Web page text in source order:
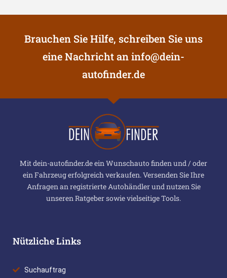
Brauchen Sie Hilfe, schreiben Sie uns
eine Nachricht aninfo@dein-
autofinder.de
Mit dein-autofinder.de ein Wunschauto finden und / oder
ein Fahrzeug erfolgreich verkaufen. Versenden Sie Ihre
Anfragen an registrierte Autohändler und nutzen Sie
unseren Ratgeber sowie vielseitige Tools.
Nützliche Links
Suchauftrag